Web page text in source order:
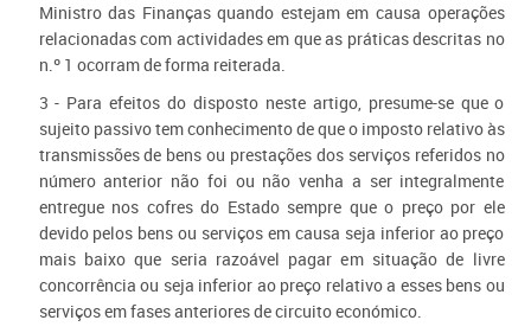
Ministro das Finanças quando estejam em causa operações
relacionadas com actividades em que as práticas descritas no
n.º 1 ocorram de forma reiterada.
3 - Para efeitos do disposto neste artigo, presume-se que o
sujeito passivo tem conhecimento de que o imposto relativo às
transmissões de bens ou prestações dos serviços referidos no
número anterior não foi ou não venha a ser integralmente
entregue nos cofres do Estado sempre que o preço por ele
devido pelos bens ou serviços em causa seja inferior ao preço
mais baixo que seria razoável pagar em situação de livre
concorrência ou seja inferior ao preço relativo a esses bens ou
serviços em fases anteriores de circuito económico.